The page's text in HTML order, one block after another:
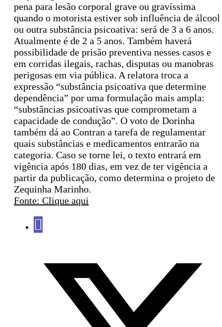
pena para lesão corporal grave ou gravíssima
quando o motorista estiver sob influência de álcool
ou outra substância psicoativa: será de 3 a 6 anos.
Atualmente é de 2 a 5 anos. Também haverá
possibilidade de prisão preventiva nesses casos e
em corridas ilegais, rachas, disputas ou manobras
perigosas em via pública. A relatora troca a
expressão “substância psicoativa que determine
dependência” por uma formulação mais ampla:
“substâncias psicoativas que comprometam a
capacidade de condução”. O voto de Dorinha
também dá ao Contran a tarefa de regulamentar
quais substâncias e medicamentos entrarão na
categoria. Caso se torne lei, o texto entrará em
vigência após 180 dias, em vez de ter vigência a
partir da publicação, como determina o projeto de
Zequinha Marinho.
Fonte: Clique aqui